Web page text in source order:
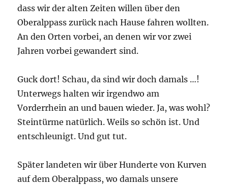
dass wir der alten Zeiten willen über den
Oberalppass zurück nach Hause fahren wollten.
An den Orten vorbei, an denen wir vor zwei
Jahren vorbei gewandert sind.
Guck dort! Schau, da sind wir doch damals …!
Unterwegs halten wir irgendwo am
Vorderrhein an und bauen wieder. Ja, was wohl?
Steintürme natürlich. Weils so schön ist. Und
entschleunigt. Und gut tut.
Später landeten wir über Hunderte von Kurven
auf dem Oberalppass, wo damals unsere